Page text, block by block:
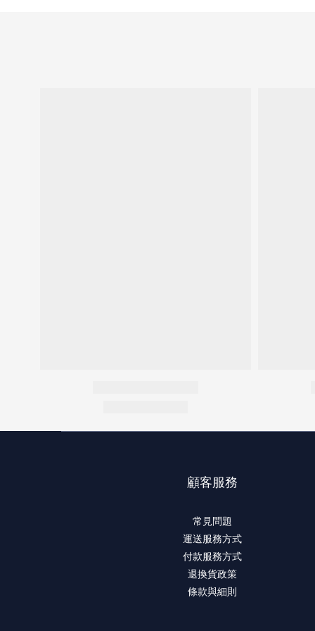
顧客服務
常見問題
運送服務方式
付款服務方式
退換貨政策
條款與細則